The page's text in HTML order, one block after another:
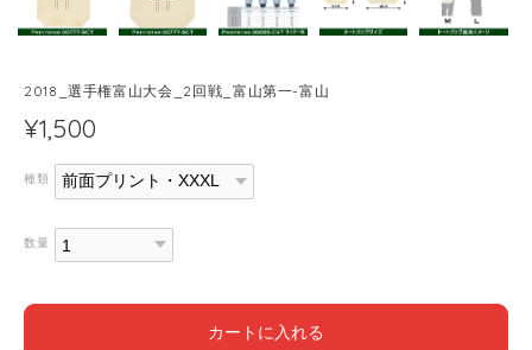
2018_選手権富山大会_2回戦_富山第一-富山
¥1,500
種類
数量
カートに入れる